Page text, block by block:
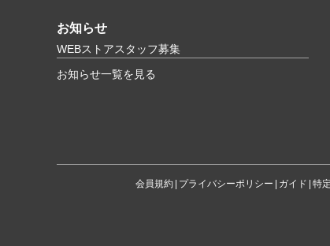
お知らせ
WEBストアスタッフ募集
お知らせ一覧を見る
会員規約 プライバシーポリシー ガイド 特